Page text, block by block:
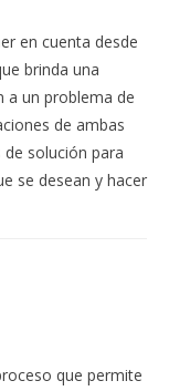
en cuenta desde
brinda una
a un problema de
de ambas
solución para
se desean y hacer
que permite